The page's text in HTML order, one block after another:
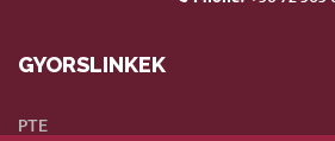
GYORSLINKEK
PTE